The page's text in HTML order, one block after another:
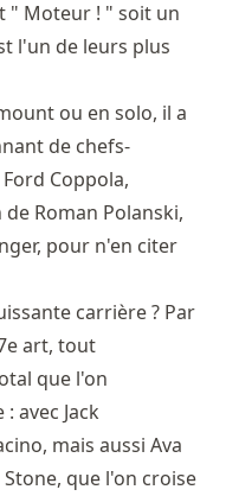
" Moteur ! " soit un
l'un de leurs plus
ou en solo, il a
de chefs-
Coppola,
Roman Polanski,
pour n'en citer
carrière ? Par
art, tout
que l'on
avec Jack
mais aussi Ava
que l'on croise